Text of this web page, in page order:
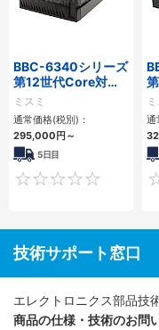
BBC-6340シリーズ
第12世代Core対応
小型フロアマウント
PC2PCI/2PCIe
ミスミ
通常価格(税別)：
295,000円～
5日目
通
技術サポート窓口
エレクトロニクス部品技
商品の仕様・技術のお問